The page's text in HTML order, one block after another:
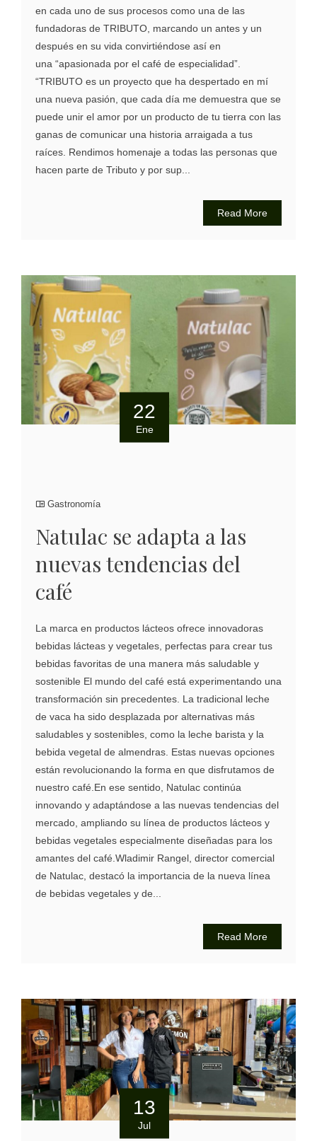
en cada uno de sus procesos como una de las
fundadoras de TRIBUTO, marcando un antes y un
después en su vida convirtiéndose así en
una “apasionada por el café de especialidad”.
“TRIBUTO es un proyecto que ha despertado en mí
una nueva pasión, que cada día me demuestra que se
puede unir el amor por un producto de tu tierra con las
ganas de comunicar una historia arraigada a tus
raíces. Rendimos homenaje a todas las personas que
hacen parte de Tributo y por sup...
Read More
22
Ene
Gastronomía
Natulac se adapta a las
nuevas tendencias del
café
La marca en productos lácteos ofrece innovadoras
bebidas lácteas y vegetales, perfectas para crear tus
bebidas favoritas de una manera más saludable y
sostenible El mundo del café está experimentando una
transformación sin precedentes. La tradicional leche
de vaca ha sido desplazada por alternativas más
saludables y sostenibles, como la leche barista y la
bebida vegetal de almendras. Estas nuevas opciones
están revolucionando la forma en que disfrutamos de
nuestro café.En ese sentido, Natulac continúa
innovando y adaptándose a las nuevas tendencias del
mercado, ampliando su línea de productos lácteos y
bebidas vegetales especialmente diseñadas para los
amantes del café.Wladimir Rangel, director comercial
de Natulac, destacó la importancia de la nueva línea
de bebidas vegetales y de...
Read More
13
Jul